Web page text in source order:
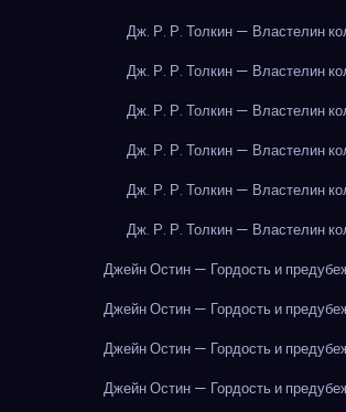
Дж. Р. Р. Толкин — Властелин
Дж. Р. Р. Толкин — Властелин
Дж. Р. Р. Толкин — Властелин
Дж. Р. Р. Толкин — Властелин
Дж. Р. Р. Толкин — Властелин
Дж. Р. Р. Толкин — Властелин
Джейн Остин — Гордость и
Джейн Остин — Гордость и
Джейн Остин — Гордость и
Джейн Остин — Гордость и